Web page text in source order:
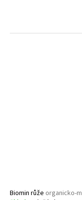
Biomin růže organicko-